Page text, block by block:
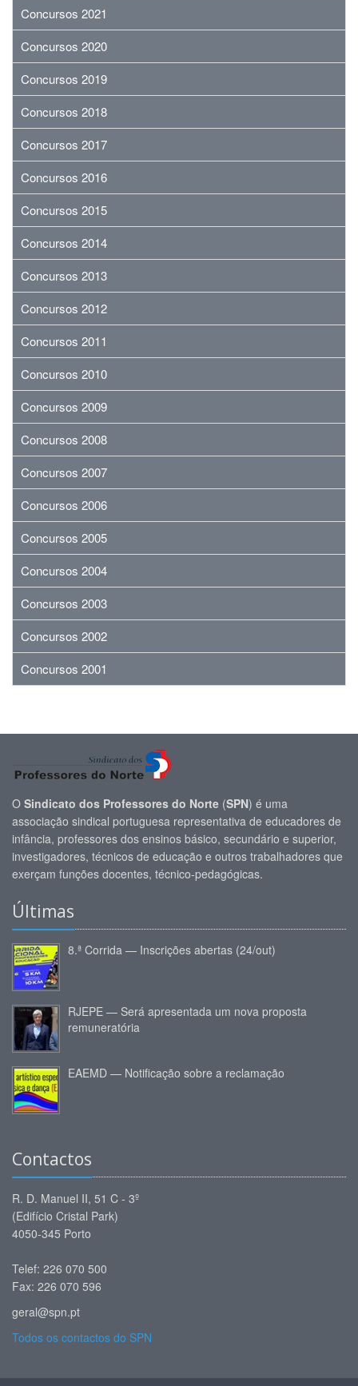
Concursos 2021
Concursos 2020
Concursos 2019
Concursos 2018
Concursos 2017
Concursos 2016
Concursos 2015
Concursos 2014
Concursos 2013
Concursos 2012
Concursos 2011
Concursos 2010
Concursos 2009
Concursos 2008
Concursos 2007
Concursos 2006
Concursos 2005
Concursos 2004
Concursos 2003
Concursos 2002
Concursos 2001
O Sindicato dos Professores do Norte (SPN) é uma
associação sindical portuguesa representativa de educadores de
infância, professores dos ensinos básico, secundário e superior,
investigadores, técnicos de educação e outros trabalhadores que
exerçam funções docentes, técnico-pedagógicas.
Últimas
8.ª Corrida — Inscrições abertas (24/out)
RJEPE — Será apresentada um nova proposta
remuneratória
EAEMD — Notificação sobre a reclamação
Contactos
R. D. Manuel II, 51 C - 3º
(Edifício Cristal Park)
4050-345 Porto
Telef: 226 070 500
Fax: 226 070 596
geral@spn.pt
Todos os contactos do SPN